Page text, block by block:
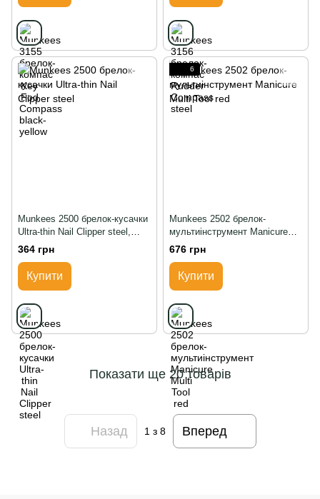
Munkees 2500 брелок-кусачки
Ultra-thin Nail Clipper steel,
steel
364 грн
Купити
6
Munkees 2502 брелок-
мультиінструмент Manicure
Multi Tool red, Червоний
676 грн
Купити
Показати ще 20 товарів
Назад 1з 8 Вперед